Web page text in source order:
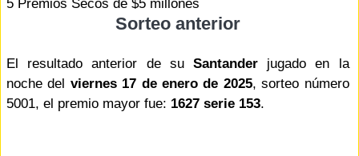
5 Premios Secos de $5 millones
Sorteo anterior
El resultado anterior de su Santander jugado en la
noche del viernes 17 de enero de 2025, sorteo número
5001, el premio mayor fue: 1627 serie 153.